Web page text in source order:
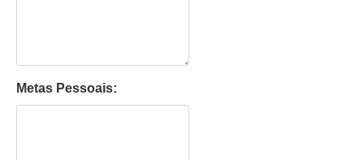
Metas Pessoais: